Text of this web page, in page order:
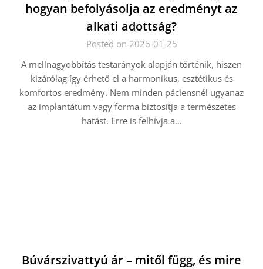
hogyan befolyásolja az eredményt az
alkati adottság?
Posted on 2026-01-25
A mellnagyobbítás testarányok alapján történik, hiszen
kizárólag így érhető el a harmonikus, esztétikus és
komfortos eredmény. Nem minden páciensnél ugyanaz
az implantátum vagy forma biztosítja a természetes
hatást. Erre is felhívja a…
Búvárszivattyú ár – mitől függ, és mire